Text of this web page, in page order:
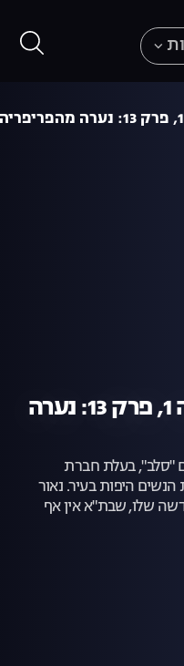
החברים של נאור, עונה 1, פרק 13: נערה
"סלב", בעלת חברת
היפות בעיר. נאור
שלו, שבת"א אין אף